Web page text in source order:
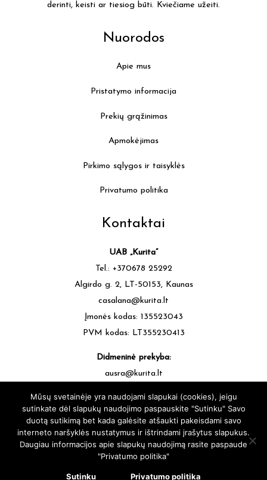
derinti, keisti ar tiesiog būti. Kviečiame užeiti.
Nuorodos
Apie mus
Pristatymo informacija
Prekių grąžinimas
Apmokėjimas
Pirkimo sąlygos ir taisyklės
Privatumo politika
Kontaktai
UAB „Kurita”
Tel.: +370678 25292
Algirdo g. 2, LT-50153, Kaunas
casalana@kurita.lt
Įmonės kodas: 135523043
PVM kodas: LT355230413
Didmeninė prekyba:
ausra@kurita.lt
casalana.lt - Siūlų Namai Kaune - Visos teisės saugomos © 2025 |
sukūrė:
svetainesideja.lt
Mūsų svetainėje yra naudojami slapukai (cookies), jeigu
sutinkate dėl slapukų naudojimo paspauskite "Sutinku" Savo
duotą sutikimą bet kada galėsite atšaukti pakeisdami savo
interneto naršyklės nustatymus ir ištrindami įrašytus slapukus.
Daugiau informacijos apie slapukų naudojimą rasite paspaude
"Privatumo politika"
Sutinku Privatumo politika